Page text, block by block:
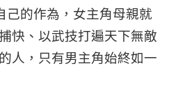
己的作為，女主角母親就
快、以武技打遍天下無敵
人，只有男主角始終如一